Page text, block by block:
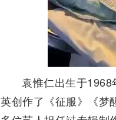
袁惟仁出生于
英创作了《征服》《梦